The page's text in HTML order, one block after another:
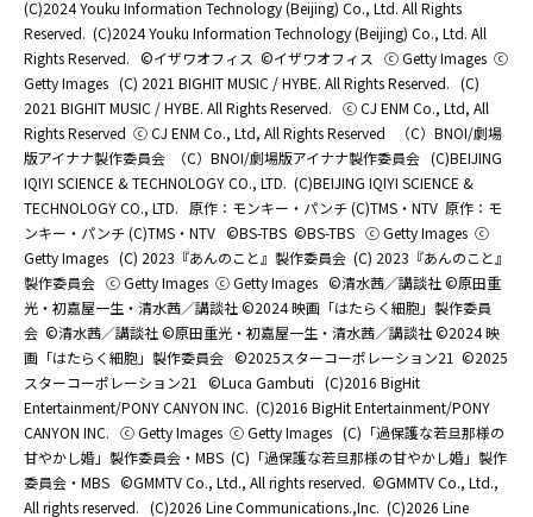
(C)2024 Youku Information Technology (Beijing) Co., Ltd. All Rights
Reserved. (C)2024 Youku Information Technology (Beijing) Co., Ltd. All
Rights Reserved. ©イザワオフィス ©イザワオフィス ⓒ Getty Images ⓒ
Getty Images (C) 2021 BIGHIT MUSIC / HYBE. All Rights Reserved. (C)
2021 BIGHIT MUSIC / HYBE. All Rights Reserved. ⓒ CJ ENM Co., Ltd, All
Rights Reserved ⓒ CJ ENM Co., Ltd, All Rights Reserved
（C）BNOI/劇場
版アイナナ製作委員会
（C）BNOI/劇場版アイナナ製作委員会 (C)BEIJING
IQIYI SCIENCE & TECHNOLOGY CO., LTD. (C)BEIJING IQIYI SCIENCE &
TECHNOLOGY CO., LTD.
原作：モンキー・パンチ (C)TMS・NTV 原作：モ
ンキー・パンチ (C)TMS・NTV ©BS-TBS ©BS-TBS ⓒ Getty Images ⓒ
Getty Images (C) 2023『あんのこと』製作委員会 (C) 2023『あんのこと』
製作委員会 ⓒ Getty Images ⓒ Getty Images ©清水茜／講談社 ©原田重
光・初嘉屋一生・清水茜／講談社 ©2024 映画「はたらく細胞」製作委員
会 ©清水茜／講談社 ©原田重光・初嘉屋一生・清水茜／講談社 ©2024 映
画「はたらく細胞」製作委員会 ©2025スターコーポレーション21 ©2025
スターコーポレーション21
©Luca Gambuti (C)2016 BigHit
Entertainment/PONY CANYON INC. (C)2016 BigHit Entertainment/PONY
CANYON INC. ⓒ Getty Images ⓒ Getty Images (C)「過保護な若旦那様の
甘やかし婚」製作委員会・MBS (C)「過保護な若旦那様の甘やかし婚」製作
委員会・MBS ©GMMTV Co., Ltd., All rights reserved. ©GMMTV Co., Ltd.,
All rights reserved. (C)2026 Line Communications.,Inc. (C)2026 Line